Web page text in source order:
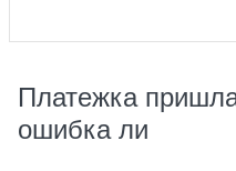
Платежка
ошибка ли